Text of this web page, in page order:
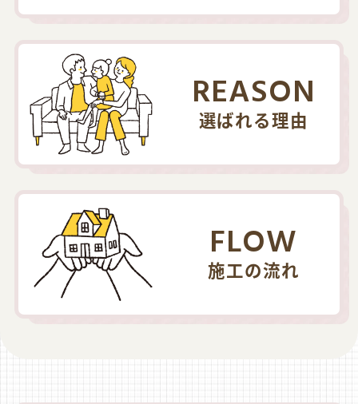
REASON
選ばれる理由
FLOW
施工の流れ